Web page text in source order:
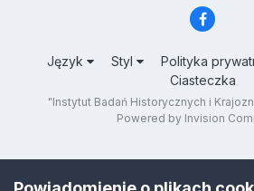
Język Styl Polityka
Ciasteczka
"Instytut Badań Historycznych i
Powered by Invision